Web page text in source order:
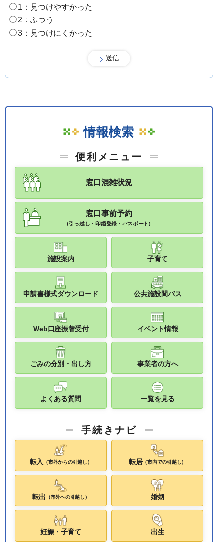
1：見つけやすかった
2：ふつう
3：見つけにくかった
情報検索
便利メニュー
窓口混雑状況
窓口事前予約
(引っ越し・印鑑登録・パスポート)
施設案内 子育て
申請書様式ダウンロード 公共施設間バス
Web口座振替受付 イベント情報
ごみの分別・出し方 事業者の方へ
よくある質問 一覧を見る
手続きナビ
転入 （市外からの引越し） 転居（市内での引越し）
転出 （市外への引越し） 婚姻
妊娠・子育て 出生